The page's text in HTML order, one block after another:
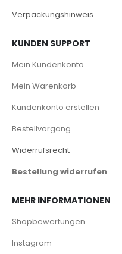
Verpackungshinweis
KUNDEN SUPPORT
Mein Kundenkonto
Mein Warenkorb
Kundenkonto erstellen
Bestellvorgang
Widerrufsrecht
Bestellung widerrufen
MEHR INFORMATIONEN
Shopbewertungen
Instagram